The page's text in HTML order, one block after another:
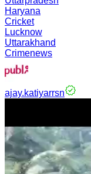
Haryana
Cricket
Lucknow
Uttarakhand
Crimenews
ajay.katiyarrsn